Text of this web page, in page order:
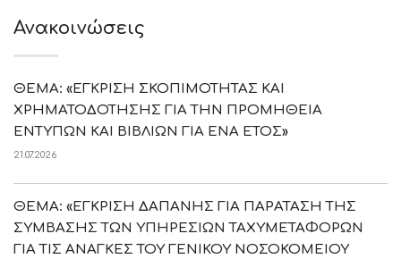
Ανακοινώσεις
ΘΕΜΑ: «ΕΓΚΡΙΣΗ ΣΚΟΠΙΜΟΤΗΤΑΣ ΚΑΙ
ΧΡΗΜΑΤΟΔΟΤΗΣΗΣ ΓΙΑ ΤΗΝ ΠΡΟΜΗΘΕΙΑ
ΕΝΤΥΠΩΝ ΚΑΙ ΒΙΒΛΙΩΝ ΓΙΑ ΕΝΑ ΕΤΟΣ»
21.07.2026
ΘΕΜΑ: «ΕΓΚΡΙΣΗ ΔΑΠΑΝΗΣ ΓΙΑ ΠΑΡΑΤΑΣΗ ΤΗΣ
ΣΥΜΒΑΣΗΣ ΤΩΝ ΥΠΗΡΕΣΙΩΝ ΤΑΧΥΜΕΤΑΦΟΡΩΝ
ΓΙΑ ΤΙΣ ΑΝΑΓΚΕΣ ΤΟΥ ΓΕΝΙΚΟΥ ΝΟΣΟΚΟΜΕΙΟΥ